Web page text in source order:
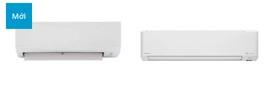
Mới